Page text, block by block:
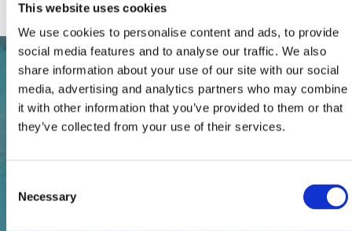
This website uses cookies
We use cookies to personalise content and ads, to provide
social media features and to analyse our traffic. We also
share information about your use of our site with our social
media, advertising and analytics partners who may combine
it with other information that you’ve provided to them or that
they’ve collected from your use of their services.
Selection
Necessary